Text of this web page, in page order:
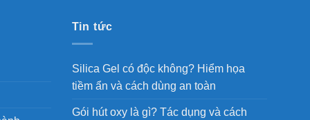
Tin tức
Silica Gel có độc không? Hiểm họa
tiềm ẩn và cách dùng an toàn
Gói hút oxy là gì? Tác dụng và cách